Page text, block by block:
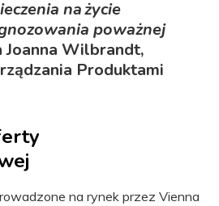
na życie
poważnej
Joanna Wilbrandt,
Produktami
na rynek przez Vienna